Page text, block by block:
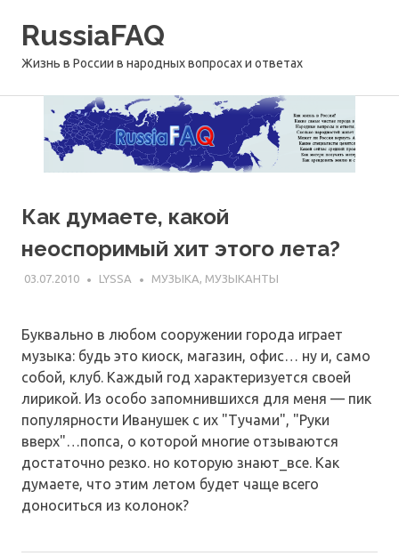
RussiaFAQ
Жизнь в России в народных вопросах и ответах
Как думаете, какой
неоспоримый хит этого лета?
03.07.2010 LYSSA МУЗЫКА, МУЗЫКАНТЫ
Буквально в любом сооружении города играет
музыка: будь это киоск, магазин, офис… ну и, само
собой, клуб. Каждый год характеризуется своей
лирикой. Из особо запомнившихся для меня — пик
популярности Иванушек с их "Тучами", "Руки
вверх"…попса, о которой многие отзываются
достаточно резко. но которую знают_все. Как
думаете, что этим летом будет чаще всего
доноситься из колонок?